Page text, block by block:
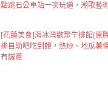
點跳石公車站一次玩遍，潮歌藝
[花蓮美食]海冰灣歡聚牛排館(原
排自助吧吃到飽，熱炒、地瓜薯
有誠意